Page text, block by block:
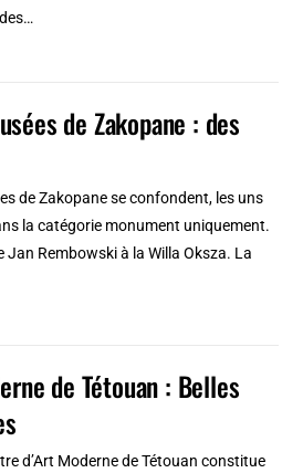
de Zakopane : des
de Zakopane se confondent, les uns
la catégorie monument uniquement.
Rembowski à la Willa Oksza. La
de Tétouan : Belles
d’Art Moderne de Tétouan constitue